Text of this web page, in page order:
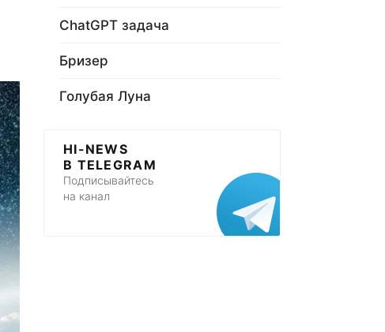
ChatGPT задача
Бризер
Голубая Луна
HI-NEWS
В TELEGRAM
Подписывайтесь
на канал